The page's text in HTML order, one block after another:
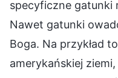
specyficzne gatunki
Nawet gatunki
Boga. Na przykład
amerykańskiej